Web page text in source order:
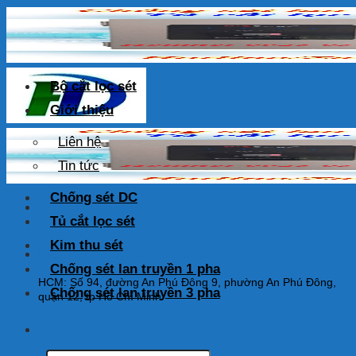
content
HOTLINE: 0925 038 097
HCM: Số 94, đường An Phú Đông 9, phường An Phú Đông,
quận 12, tp Hồ Chí Minh
Bộ cắt lọc sét
Giới thiệu
Liên hệ
Tin tức
Chống sét DC
Tủ cắt lọc sét
Kim thu sét
Chống sét lan truyền 1 pha
Chống sét lan truyền 3 pha